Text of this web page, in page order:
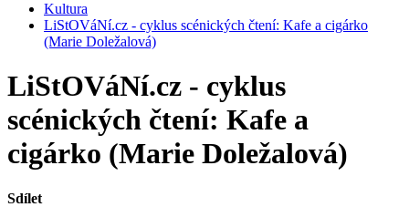
Kultura
LiStOVáNí.cz - cyklus scénických čtení: Kafe a cigárko
(Marie Doležalová)
LiStOVáNí.cz - cyklus
scénických čtení: Kafe a
cigárko (Marie Doležalová)
Sdílet